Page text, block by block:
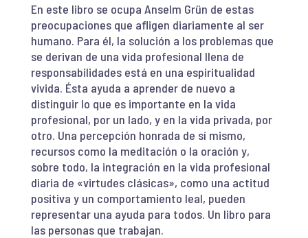
En este libro se ocupa Anselm Grün de estas
preocupaciones que afligen diariamente al ser
humano. Para él, la solución a los problemas que
se derivan de una vida profesional llena de
responsabilidades está en una espiritualidad
vivida. Ésta ayuda a aprender de nuevo a
distinguir lo que es importante en la vida
profesional, por un lado, y en la vida privada, por
otro. Una percepción honrada de sí mismo,
recursos como la meditación o la oración y,
sobre todo, la integración en la vida profesional
diaria de «virtudes clásicas», como una actitud
positiva y un comportamiento leal, pueden
representar una ayuda para todos. Un libro para
las personas que trabajan.